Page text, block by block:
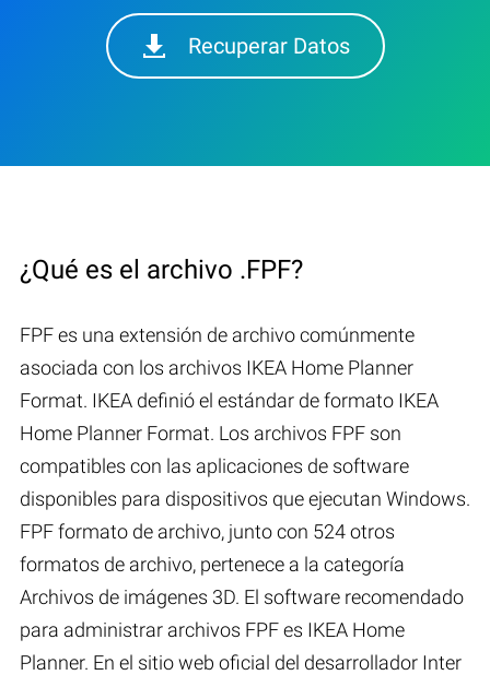
Recuperar Datos
¿Qué es el archivo .FPF?
FPF es una extensión de archivo comúnmente
asociada con los archivos IKEA Home Planner
Format. IKEA definió el estándar de formato IKEA
Home Planner Format. Los archivos FPF son
compatibles con las aplicaciones de software
disponibles para dispositivos que ejecutan Windows.
FPF formato de archivo, junto con 524 otros
formatos de archivo, pertenece a la categoría
Archivos de imágenes 3D. El software recomendado
para administrar archivos FPF es IKEA Home
Planner. En el sitio web oficial del desarrollador Inter